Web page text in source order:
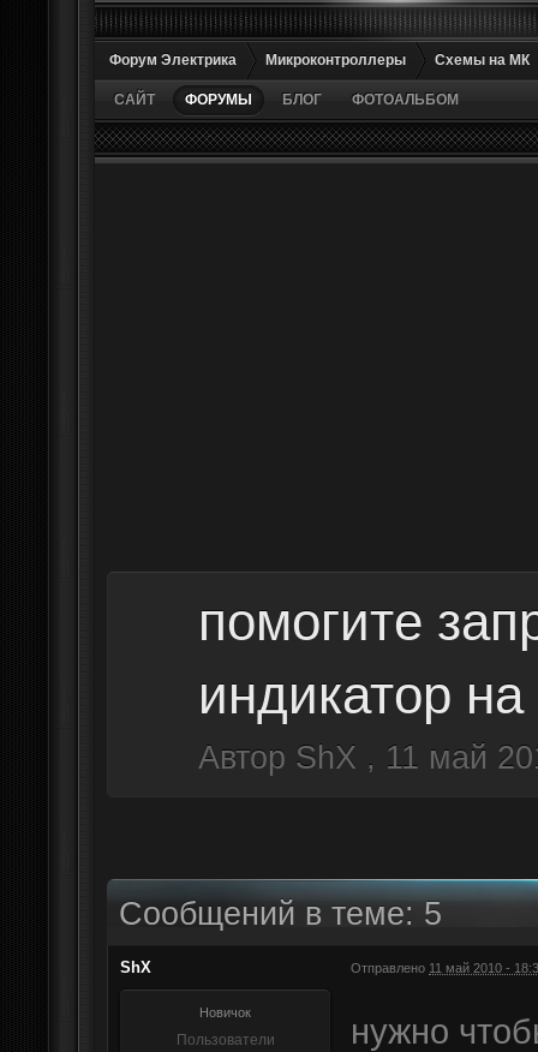
Форум Электрика Микроконтроллеры Схемы на МК
САЙТ ФОРУМЫ БЛОГ ФОТОАЛЬБОМ
помогите
индикатор на
Автор ShX , 11 май
Сообщений в теме: 5
ShX Отправлено 11 май 2010 -
Новичок
Пользователи
нужно